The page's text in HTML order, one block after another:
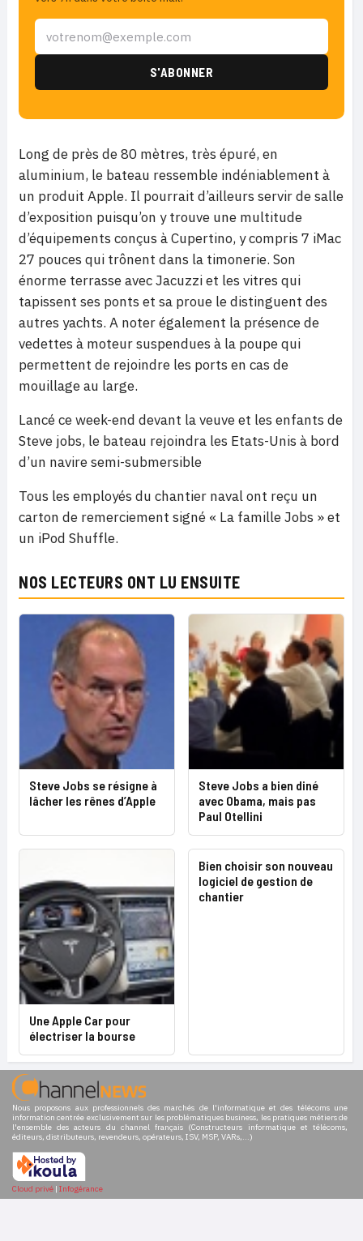
Long de près de 80 mètres, très épuré, en
aluminium, le bateau ressemble indéniablement à
un produit Apple. Il pourrait d’ailleurs servir de salle
d’exposition puisqu’on y trouve une multitude
d’équipements conçus à Cupertino, y compris 7 iMac
27 pouces qui trônent dans la timonerie. Son
énorme terrasse avec Jacuzzi et les vitres qui
tapissent ses ponts et sa proue le distinguent des
autres yachts. A noter également la présence de
vedettes à moteur suspendues à la poupe qui
permettent de rejoindre les ports en cas de
mouillage au large.
Lancé ce week-end devant la veuve et les enfants de
Steve jobs, le bateau rejoindra les Etats-Unis à bord
d’un navire semi-submersible
Tous les employés du chantier naval ont reçu un
carton de remerciement signé « La famille Jobs » et
un iPod Shuffle.
NOS LECTEURS ONT LU ENSUITE
Steve Jobs se résigne à
lâcher les rênes d’Apple
Steve Jobs a bien diné
avec Obama, mais pas
Paul Otellini
Une Apple Car pour
électriser la bourse
Bien choisir son nouveau
logiciel de gestion de
chantier
Nous proposons aux professionnels des marchés de l'informatique et des télécoms une
information centrée exclusivement sur les problématiques business, les pratiques métiers de
l'ensemble des acteurs du channel français (Constructeurs informatique et télécoms,
éditeurs, distributeurs, revendeurs, opérateurs, ISV, MSP, VARs,...)
Cloud privé | Infogérance